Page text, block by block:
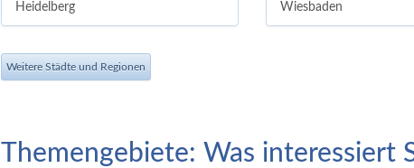
Heidelberg Wiesbaden
Weitere Städte und Regionen
Themengebiete: Was interessiert